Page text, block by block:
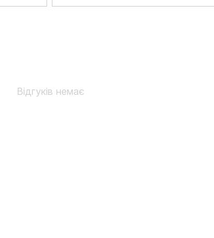
Відгуків немає